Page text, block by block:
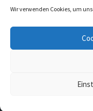
Wir verwenden Cookies, um
Facebook